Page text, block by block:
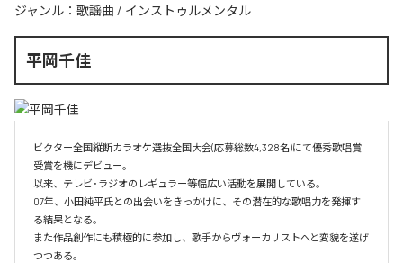
ジャンル： 歌謡曲 / インストゥルメンタル
平岡千佳
ビクター全国縦断カラオケ選抜全国大会(応募総数4,328名)にて優秀歌唱賞
受賞を機にデビュー。
以来、テレビ･ラジオのレギュラー等幅広い活動を展開している。
07年、小田純平氏との出会いをきっかけに、その潜在的な歌唱力を発揮す
る結果となる。
また作品創作にも積極的に参加し、歌手からヴォーカリストへと変貌を遂げ
つつある。